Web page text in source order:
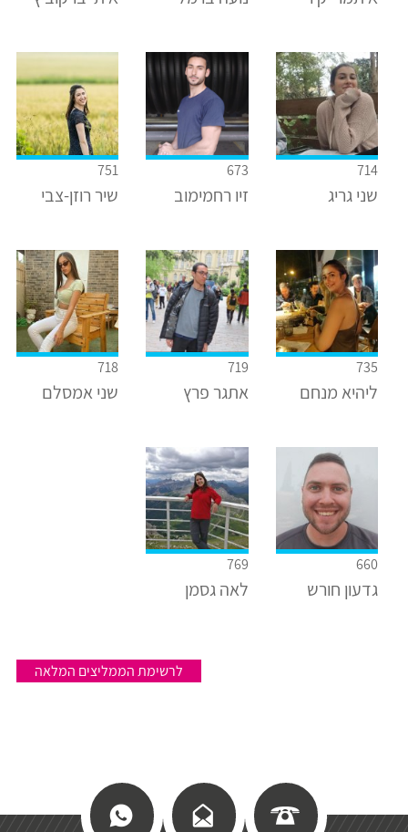
714
שני גריג
673
זיו רחמימוב
751
שיר רוזן-צבי
735
ליהיא מנחם
719
אתגר פרץ
718
שני אמסלם
660
גדעון חורש
769
לאה גסמן
לרשימת הממליצים המלאה